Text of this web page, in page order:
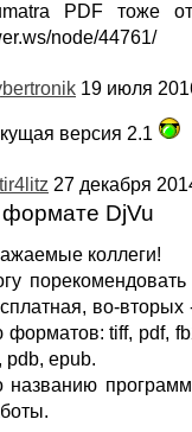
PDF тоже
node/44761/
19 июля
версия 2.1
27 декабря
DjVu
коллеги!
во-вторых
форматов: tiff, pdf,
pdb, epub.
названию